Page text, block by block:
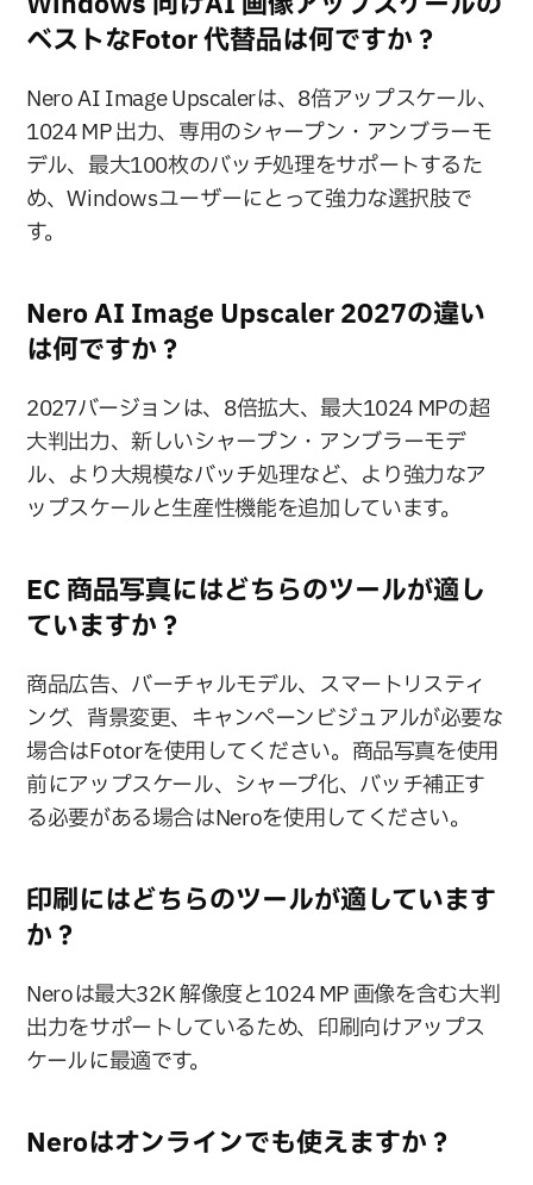
ベストなFotor 代替品は何ですか？
Nero AI Image Upscalerは、8倍アップスケール、
1024 MP 出力、専用のシャープン・アンブラーモ
デル、最大100枚のバッチ処理をサポートするた
め、Windowsユーザーにとって強力な選択肢で
す。
Nero AI Image Upscaler 2027の違い
は何ですか？
2027バージョンは、8倍拡大、最大1024 MPの超
大判出力、新しいシャープン・アンブラーモデ
ル、より大規模なバッチ処理など、より強力なア
ップスケールと生産性機能を追加しています。
EC 商品写真にはどちらのツールが適し
ていますか？
商品広告、バーチャルモデル、スマートリスティ
ング、背景変更、キャンペーンビジュアルが必要な
場合はFotorを使用してください。商品写真を使用
前にアップスケール、シャープ化、バッチ補正す
る必要がある場合はNeroを使用してください。
印刷にはどちらのツールが適しています
か？
Neroは最大32K 解像度と1024 MP 画像を含む大判
出力をサポートしているため、印刷向けアップス
ケールに最適です。
Neroはオンラインでも使えますか？